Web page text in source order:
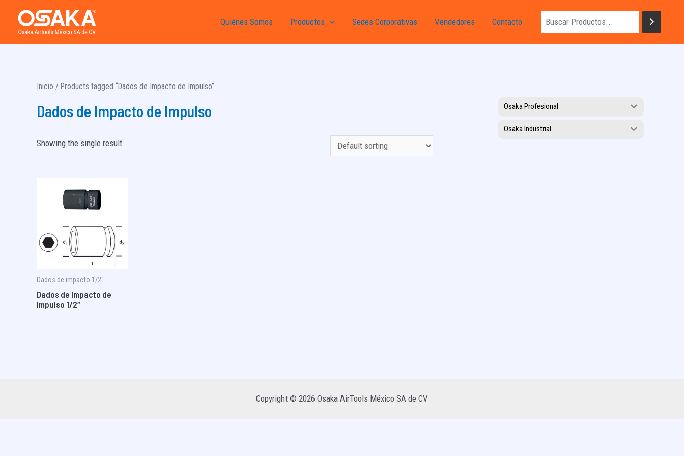
Quiénes Somos Productos Sedes Corporativas Vendedores Contacto
Inicio / Products tagged “Dados de Impacto de Impulso”
Dados de Impacto de Impulso
Showing the single result
Dados de impacto 1/2"
Dados de Impacto de
Impulso 1/2″
Osaka Profesional
Osaka Industrial
Copyright © 2026 Osaka AirTools México SA de CV